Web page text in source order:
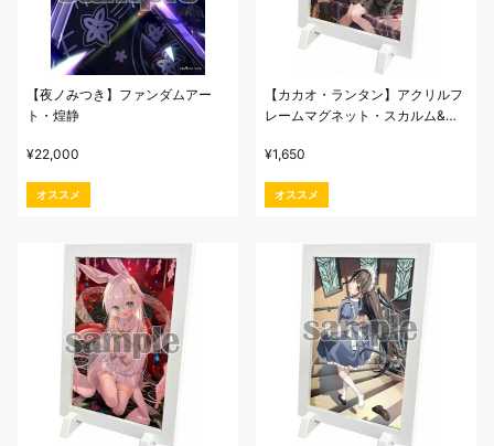
【夜ノみつき】ファンダムアー
ト・煌静
¥22,000
オススメ
【カカオ・ランタン】アクリルフ
レームマグネット・スカルム&
¥1,650
オススメ